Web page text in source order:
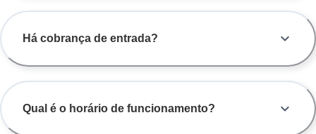
Há cobrança de entrada?
Qual é o horário de funcionamento?